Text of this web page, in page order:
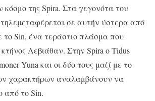
κόσμο της Spira. Στα γεγονότα του
σε αυτήν ύστερα από
το Sin, ένα τεράστιο πλάσμα που
κτήνος Λεβιάθαν. Στην Spira ο Tidus
Yuna και οι δύο τους μαζί με το
χαρακτήρων αναλαμβάνουν να
από το Sin.